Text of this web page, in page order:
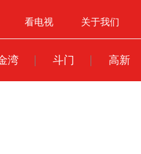
看电视 关于我们
湾 斗门 高新